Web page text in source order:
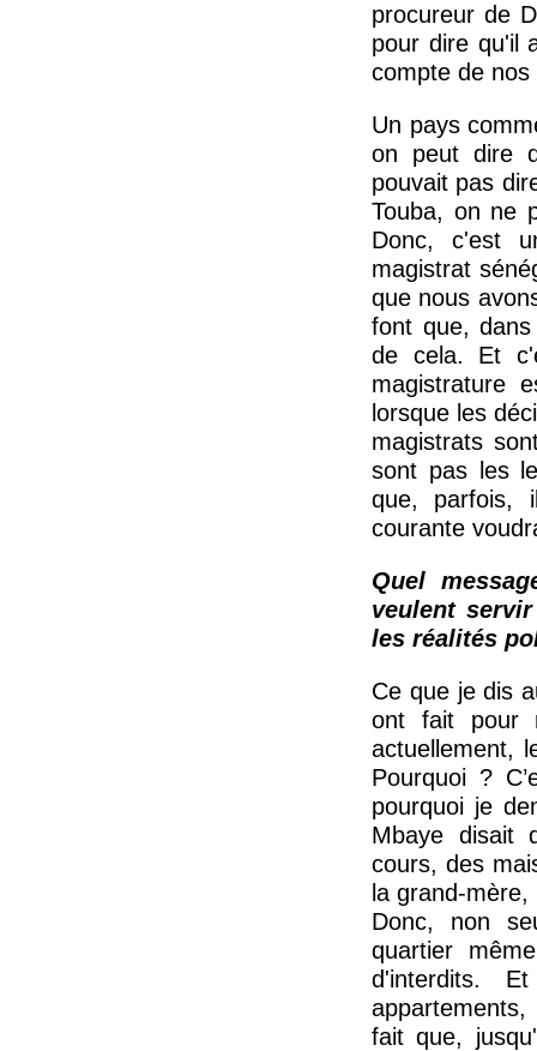
procureur de
pour dire qu'il
compte de nos
Un pays
on peut dire
pouvait pas
Touba, on ne
Donc, c'est
magistrat
que nous
font que,
de cela. Et
magistrature
lorsque les
magistrats
sont pas les
que, parfois,
courante
Quel
veulent
les réalités
Ce que je dis
ont fait pour
actuellement,
Pourquoi ?
pourquoi je
Mbaye disait
cours, des
la grand-
Donc, non
quartier
d'interdits.
fait que,